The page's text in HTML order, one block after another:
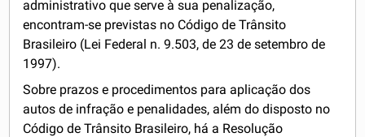
administrativo que serve à sua penalização,
encontram-se previstas no Código de Trânsito
Brasileiro (Lei Federal n. 9.503, de 23 de setembro de
1997).
Sobre prazos e procedimentos para aplicação dos
autos de infração e penalidades, além do disposto no
Código de Trânsito Brasileiro, há a Resolução